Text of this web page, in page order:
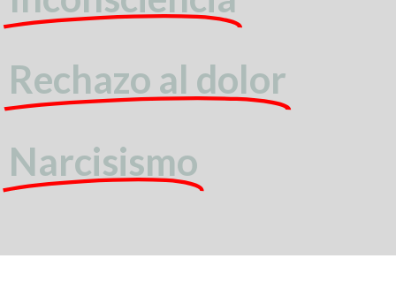
Rechazo al dolor
Narcisismo